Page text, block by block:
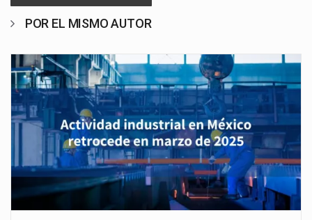
POR EL MISMO AUTOR